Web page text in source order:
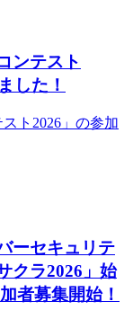
ンテスト
した！
ト2026」の参加
ーセキュリテ
クラ2026」始
者募集開始！